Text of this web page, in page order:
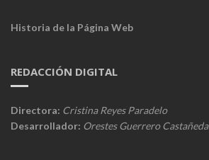
Historia de la Página Web
REDACCIÓN DIGITAL
Directora: Cristina Reyes Paradelo
Desarrollador: Orestes Guerrero Castañeda